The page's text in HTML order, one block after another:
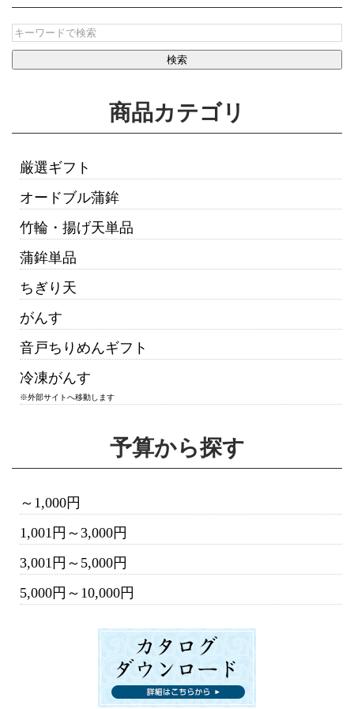
商品カテゴリ
厳選ギフト
オードブル蒲鉾
竹輪・揚げ天単品
蒲鉾単品
ちぎり天
がんす
音戸ちりめんギフト
冷凍がんす
※外部サイトへ移動します
予算から探す
～1,000円
1,001円～3,000円
3,001円～5,000円
5,000円～10,000円